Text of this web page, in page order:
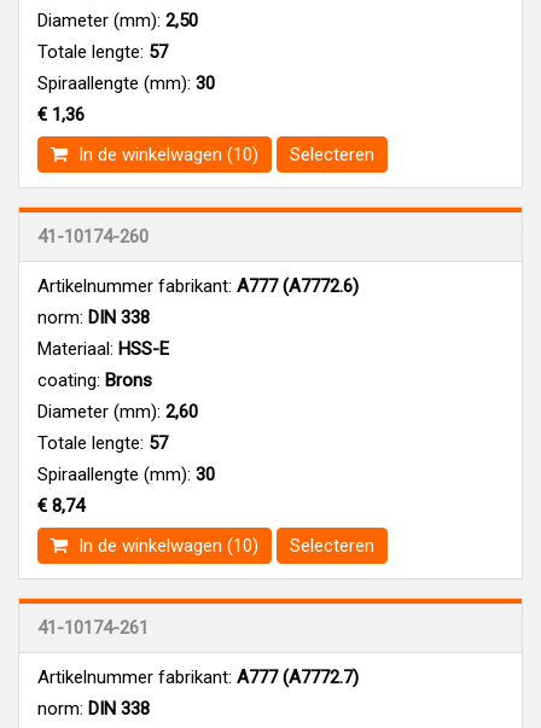
Diameter (mm): 2,50
Totale lengte: 57
Spiraallengte (mm): 30
€ 1,36
In de winkelwagen (10)
Selecteren
41-10174-260
Artikelnummer fabrikant: A777 (A7772.6)
norm: DIN 338
Materiaal: HSS-E
coating: Brons
Diameter (mm): 2,60
Totale lengte: 57
Spiraallengte (mm): 30
€ 8,74
In de winkelwagen (10)
Selecteren
41-10174-261
Artikelnummer fabrikant: A777 (A7772.7)
norm: DIN 338